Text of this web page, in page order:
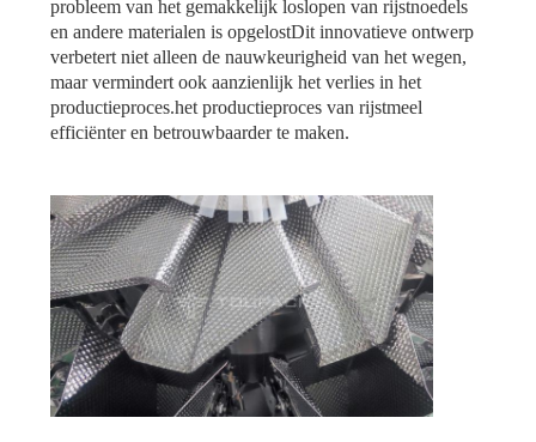
probleem van het gemakkelijk loslopen van rijstnoedels
en andere materialen is opgelostDit innovatieve ontwerp
verbetert niet alleen de nauwkeurigheid van het wegen,
maar vermindert ook aanzienlijk het verlies in het
productieproces.het productieproces van rijstmeel
efficiënter en betrouwbaarder te maken.